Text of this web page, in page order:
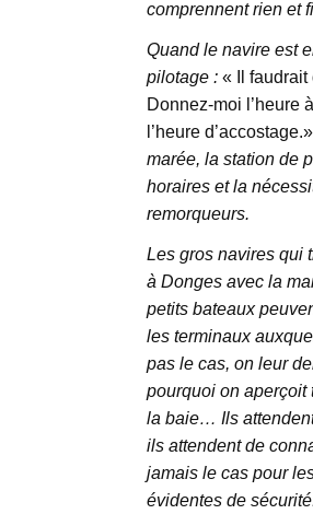
comprennent rien et
Quand le navire est
pilotage : « Il faudrait
Donnez-moi l’heure
l’heure d’accostage.»
marée, la station de
horaires et la
remorqueurs.
Les gros navires qui
à Donges avec la
petits bateaux
les terminaux
pas le cas, on leur
pourquoi on aperçoit
la baie… Ils
ils attendent de
jamais le cas pour
évidentes de